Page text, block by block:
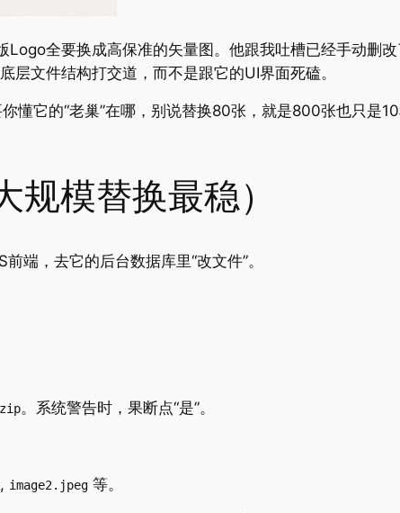
全要换成高保准的矢量图。他跟我吐槽已经手动删改
文件结构打交道，而不是跟它的UI界面死磕。
懂它的“老巢”在哪，别说替换80张，就是800张也只是
模替换最稳）
端，去它的后台数据库里“改文件”。
。系统警告时，果断点“是”。
, image2.jpeg 等。